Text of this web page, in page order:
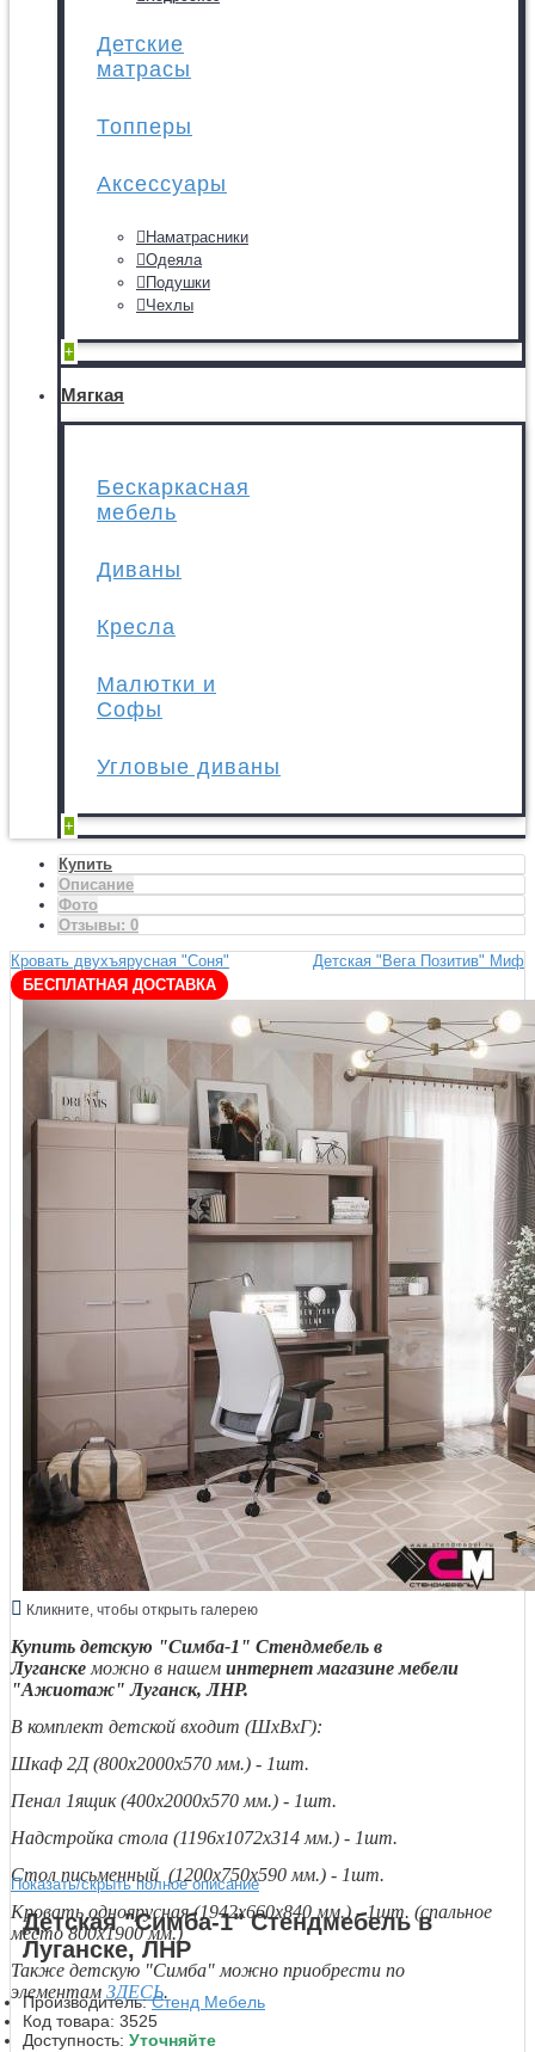
Детские
матрасы
Топперы
Аксессуары
Наматрасники
Одеяла
Подушки
Чехлы
+
Мягкая
Бескаркасная
мебель
Диваны
Кресла
Малютки и
Софы
Угловые диваны
+
Купить
Описание
Фото
Отзывы: 0
Кровать двухъярусная "Соня"
Детская "Вега Позитив" Миф
БЕСПЛАТНАЯ ДОСТАВКА
Кликните, чтобы открыть галерею
Купить детскую "Симба-1" Стендмебель в
Луганске можно в нашем интернет магазине мебели
"Ажиотаж" Луганск, ЛНР.
В комплект детской входит (ШхВхГ):
Шкаф 2Д (800х2000х570 мм.) - 1шт.
Пенал 1ящик (400х2000х570 мм.) - 1шт.
Надстройка стола (1196х1072х314 мм.) - 1шт.
Стол письменный (1200х750х590 мм.) - 1шт.
Кровать одноярусная (1942х660х840 мм.) - 1шт. (спальное
место 800х1900 мм.)
Также детскую "Симба" можно приобрести по
элементам ЗДЕСЬ.
Показать/скрыть полное описание
Детская "Симба-1" Стендмебель в
Луганске, ЛНР
Производитель:Стенд Мебель
Код товара: 3525
Доступность: Уточняйте